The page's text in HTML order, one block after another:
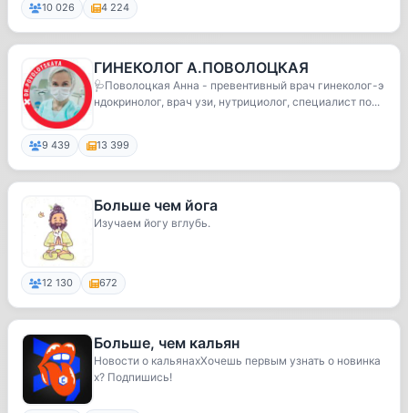
10 026 4 224
ГИНЕКОЛОГ А.ПОВОЛОЦКАЯ
🩺Поволоцкая Анна - превентивный врач гинеколог-э
ндокринолог, врач узи, нутрициолог, специалист по...
9 439 13 399
Больше чем йога
Изучаем йогу вглубь.
12 130 672
Больше, чем кальян
Новости о кальянахХочешь первым узнать о новинка
х? Подпишись!